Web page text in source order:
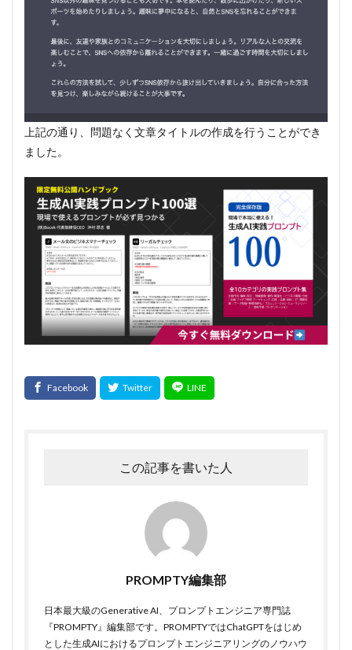
上記の通り、問題なく文章タイトルの作成を行うことができ
ました。
この記事を書いた人
PROMPTY編集部
日本最大級のGenerative AI、プロンプトエンジニア専門誌
『PROMPTY』編集部です。PROMPTYではChatGPTをはじめ
とした生成AIにおけるプロンプトエンジニアリングのノウハウ